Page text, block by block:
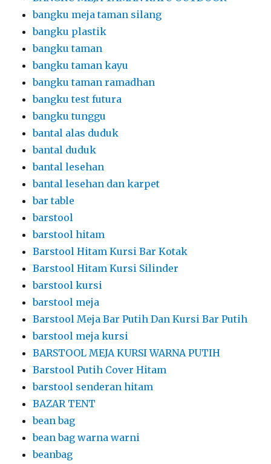
bangku meja taman silang
bangku plastik
bangku taman
bangku taman kayu
bangku taman ramadhan
bangku test futura
bangku tunggu
bantal alas duduk
bantal duduk
bantal lesehan
bantal lesehan dan karpet
bar table
barstool
barstool hitam
Barstool Hitam Kursi Bar Kotak
Barstool Hitam Kursi Silinder
barstool kursi
barstool meja
Barstool Meja Bar Putih Dan Kursi Bar Putih
barstool meja kursi
BARSTOOL MEJA KURSI WARNA PUTIH
Barstool Putih Cover Hitam
barstool senderan hitam
BAZAR TENT
bean bag
bean bag warna warni
beanbag